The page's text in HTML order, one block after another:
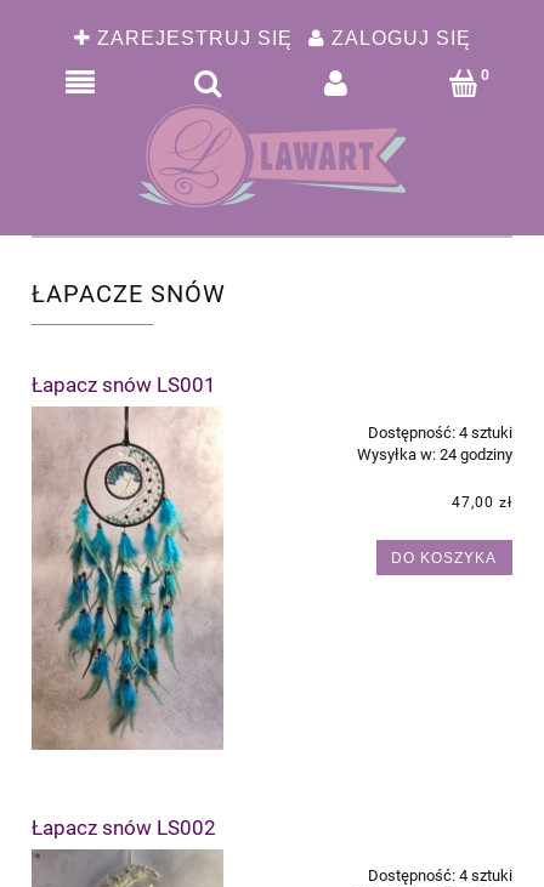
ZAREJESTRUJ SIĘ ZALOGUJ SIĘ
ŁAPACZE SNÓW
Łapacz snów LS001
Dostępność: 4 sztuki
Wysyłka w: 24 godziny
47,00 zł
DO KOSZYKA
Łapacz snów LS002
Dostępność: 4 sztuki